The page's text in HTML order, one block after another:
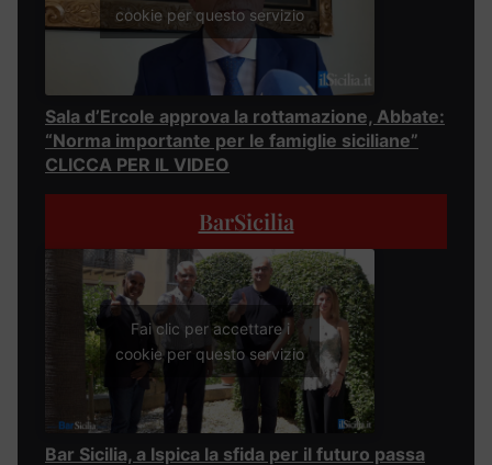
cookie per questo servizio
Sala d’Ercole approva la rottamazione, Abbate:
“Norma importante per le famiglie siciliane”
CLICCA PER IL VIDEO
BarSicilia
Fai clic per accettare i
cookie per questo servizio
Bar Sicilia, a Ispica la sfida per il futuro passa